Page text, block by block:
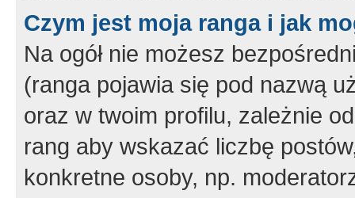
Czym jest moja ranga i jak
Na ogół nie możesz
(ranga pojawia się pod nazwą
oraz w twoim profilu, zależnie
rang aby wskazać liczbę
konkretne osoby, np.